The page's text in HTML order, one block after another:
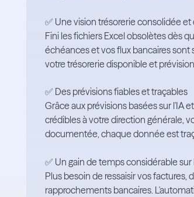
✅ Une vision trésorerie consolidée
Fini les fichiers Excel obsolètes dès
échéances et vos flux bancaires
votre trésorerie disponible et
✅ Des prévisions fiables et traçables
Grâce aux prévisions basées sur l'IA
crédibles à votre direction générale,
documentée, chaque donnée est
✅ Un gain de temps considérable
Plus besoin de ressaisir vos
rapprochements bancaires.